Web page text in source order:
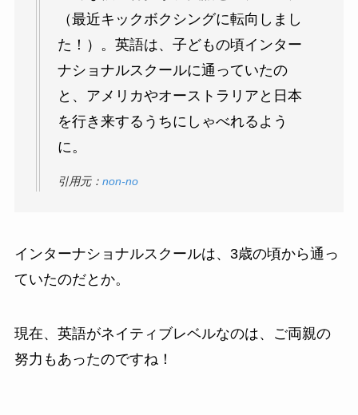
（最近キックボクシングに転向しまし
た！）。英語は、子どもの頃インター
ナショナルスクールに通っていたの
と、アメリカやオーストラリアと日本
を行き来するうちにしゃべれるよう
に。
引用元： non-no
インターナショナルスクールは、3歳の頃から通っ
ていたのだとか。
現在、英語がネイティブレベルなのは、ご両親の
努力もあったのですね！